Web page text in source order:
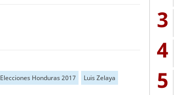
Elecciones Honduras 2017
Luis Zelaya
3
4
5